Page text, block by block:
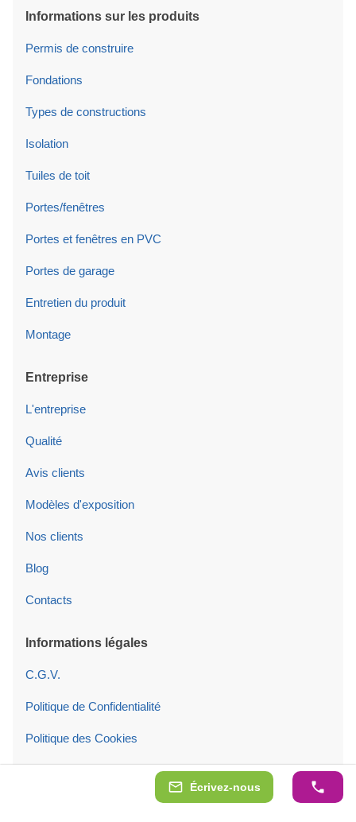
Écrivez-nous
Informations sur les produits
Permis de construire
Fondations
Types de constructions
Isolation
Tuiles de toit
Portes/fenêtres
Portes et fenêtres en PVC
Portes de garage
Entretien du produit
Montage
Entreprise
L'entreprise
Qualité
Avis clients
Modèles d'exposition
Nos clients
Blog
Contacts
Informations légales
C.G.V.
Politique de Confidentialité
Politique des Cookies